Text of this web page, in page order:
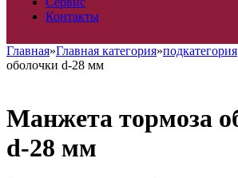
Контакты
Главная»Главная категория»подкатегория
оболочки d-28 мм
Манжета тормоза
d-28 мм